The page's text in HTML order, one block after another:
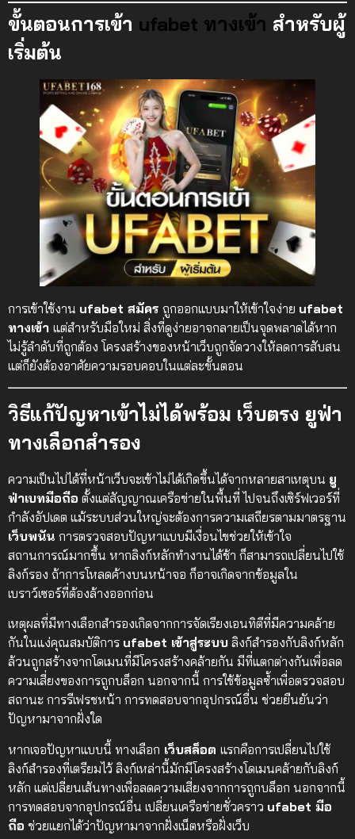
ขั้นตอนการเข้า ufabet ทางเข้า สำหรับผู้
เริ่มต้น
การเข้าใช้งาน ufabet สมัคร ถูกออกแบบมาให้เข้าใจง่าย ufabet
ทางเข้า แต่สำหรับมือใหม่ สิ่งที่ดูง่ายอาจกลายเป็นจุดพลาดได้หาก
ไม่รู้ลำดับที่ถูกต้อง โครงสร้างของหน้าเว็บถูกจัดวางให้ลดการสับสน
แต่ก็ยังต้องอาศัยความรอบคอบในแต่ละขั้นตอน
วิธีแก้ปัญหาเข้าไม่ได้พร้อม เว็บตรง ยูฟ่า
ทางเลือกสำรอง
ความเป็นไปได้ที่หน้าเว็บจะเข้าไม่ได้เกิดขึ้นได้จากหลายสาเหตุบน ยู
ฟ่าเบทมือถือ ตั้งแต่สัญญาณเครือข่ายในพื้นที่ ไปจนถึงเซิร์ฟเวอร์ที่
กำลังอัปเดต แม้ระบบส่วนใหญ่จะต้องการความเสถียรตามมาตรฐาน
เว็บพนัน การตรวจสอบปัญหาแบบมีเงื่อนไขช่วยให้เข้าใจ
สถานการณ์มากขึ้น หากลิงก์หลักทำงานได้ช้า ก็สามารถเปลี่ยนไปใช้
ลิงก์รอง ถ้าการโหลดค้างบนหน้าจอ ก็อาจเกิดจากข้อมูลใน
เบราว์เซอร์ที่ต้องล้างออกก่อน
เหตุผลที่มีทางเลือกสำรองเกิดจากการจัดเรียงเอนทิตีที่มีความคล้าย
กันในแง่คุณสมบัติการ ufabet เข้าสู่ระบบ ลิงก์สำรองกับลิงก์หลัก
ล้วนถูกสร้างจากโดเมนที่มีโครงสร้างคล้ายกัน มีที่แตกต่างกันเพื่อลด
ความเสี่ยงของการถูกบล็อก นอกจากนี้ การใช้ข้อมูลซ้ำเพื่อตรวจสอบ
สถานะ การรีเฟรชหน้า การทดสอบจากอุปกรณ์อื่น ช่วยยืนยันว่า
ปัญหามาจากฝั่งใด
หากเจอปัญหาแบบนี้ ทางเลือก เว็บสล็อต แรกคือการเปลี่ยนไปใช้
ลิงก์สำรองที่เตรียมไว้ ลิงก์เหล่านี้มักมีโครงสร้างโดเมนคล้ายกับลิงก์
หลัก แต่เปลี่ยนเส้นทางเพื่อลดความเสี่ยงจากการถูกบล็อก นอกจากนี้
การทดสอบจากอุปกรณ์อื่น เปลี่ยนเครือข่ายชั่วคราว ufabet มือ
ถือ ช่วยแยกได้ว่าปัญหามาจากฝั่งเน็ตหรือฝั่งเว็บ